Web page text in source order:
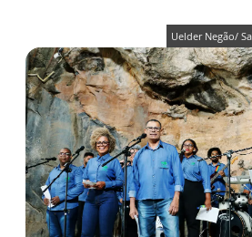
Uelder Negão/